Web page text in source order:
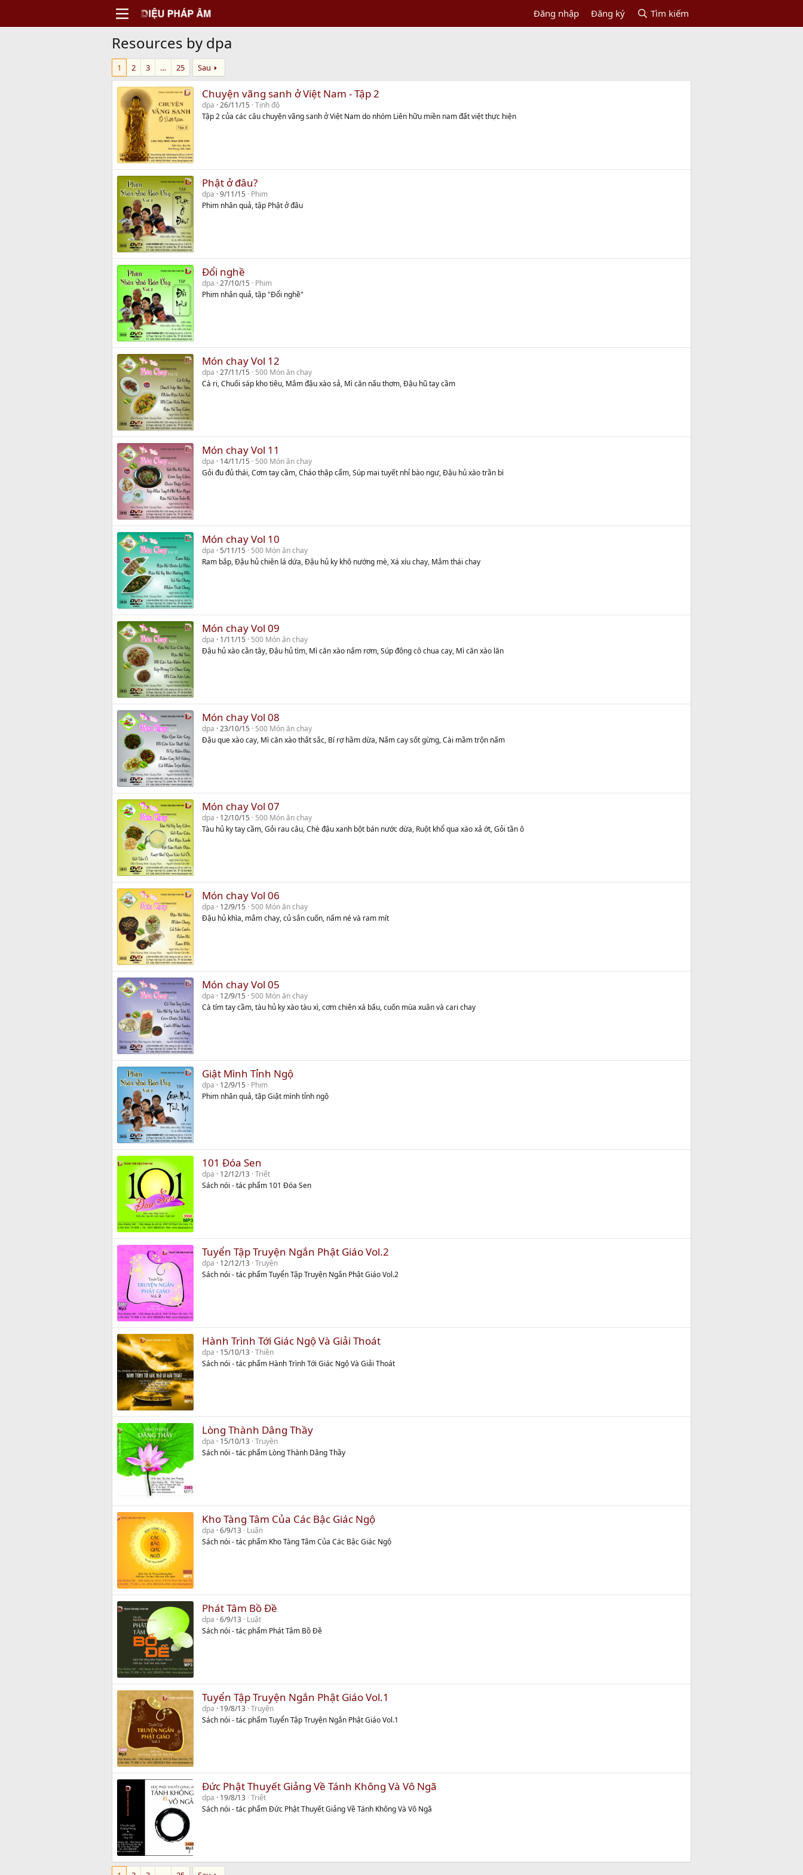
Đăng nhập Đăng ký Tìm kiếm
Resources by dpa
1 2 3 … 25 Sau
Chuyện vãng sanh ở Việt Nam - Tập 2
dpa 26/11/15 Tịnh độ
Tập 2 của các câu chuyện vãng sanh ở Việt Nam do nhóm Liên hữu miền nam đất việt thực hiện
Phật ở đâu?
dpa 9/11/15
Phim
Phim nhân quả, tập Phật ở đâu
Đổi nghề
dpa 27/10/15
Phim
Phim nhân quả, tập "Đổi nghề"
Món chay Vol 12
dpa 27/11/15
500 Món ăn chay
Cà ri, Chuối sáp kho tiêu, Mắm đậu xào sả, Mì căn nấu thơm, Đậu hũ tay cầm
Món chay Vol 11
dpa 14/11/15
500 Món ăn chay
Gỏi đu đủ thái, Cơm tay cầm, Cháo thập cẩm, Súp mai tuyết nhỉ bào ngư, Đậu hủ xào trần bì
Món chay Vol 10
dpa 5/11/15
500 Món ăn chay
Ram bắp, Đậu hủ chiên lá dứa, Đậu hủ ky khô nướng mè, Xá xíu chay, Mắm thái chay
Món chay Vol 09
dpa 1/11/15
500 Món ăn chay
Đậu hủ xào cần tây, Đậu hủ tìm, Mì căn xào nấm rơm, Súp đông cô chua cay, Mì căn xào lăn
Món chay Vol 08
dpa 23/10/15
500 Món ăn chay
Đậu que xào cay, Mì căn xào thất sắc, Bí rợ hầm dừa, Nấm cay sốt gừng, Cài mầm trộn nấm
Món chay Vol 07
dpa 12/10/15
500 Món ăn chay
Tàu hủ ky tay cầm, Gỏi rau câu, Chè đậu xanh bột bán nước dừa, Ruột khổ qua xào xả ớt, Gỏi tần ô
Món chay Vol 06
dpa 12/9/15
500 Món ăn chay
Đậu hủ khìa, mắm chay, củ sắn cuốn, nấm né và ram mít
Món chay Vol 05
dpa 12/9/15
500 Món ăn chay
Cà tím tay cầm, tàu hủ ky xào tàu xì, cơm chiên xá bấu, cuốn mùa xuân và cari chay
Giật Mình Tỉnh Ngộ
dpa 12/9/15
Phim
Phim nhân quả, tập Giật mình tỉnh ngộ
101 Đóa Sen
dpa 12/12/13 Triết
Sách nói - tác phẩm 101 Đóa Sen
Tuyển Tập Truyện Ngắn Phật Giáo Vol.2
dpa 12/12/13 Truyện
Sách nói - tác phẩm Tuyển Tập Truyện Ngắn Phật Giáo Vol.2
Hành Trình Tới Giác Ngộ Và Giải Thoát
dpa 15/10/13 Thiền
Sách nói - tác phẩm Hành Trình Tới Giác Ngộ Và Giải Thoát
Lòng Thành Dâng Thầy
dpa 15/10/13 Truyện
Sách nói - tác phẩm Lòng Thành Dâng Thầy
Kho Tàng Tâm Của Các Bậc Giác Ngộ
dpa 6/9/13 Luận
Sách nói - tác phẩm Kho Tàng Tâm Của Các Bậc Giác Ngộ
Phát Tâm Bồ Đề
dpa 6/9/13 Luật
Sách nói - tác phẩm Phát Tâm Bồ Đề
Tuyển Tập Truyện Ngắn Phật Giáo Vol.1
dpa 19/8/13 Truyện
Sách nói - tác phẩm Tuyển Tập Truyện Ngắn Phật Giáo Vol.1
Đức Phật Thuyết Giảng Về Tánh Không Và Vô Ngã
dpa 19/8/13 Triết
Sách nói - tác phẩm Đức Phật Thuyết Giảng Về Tánh Không Và Vô Ngã